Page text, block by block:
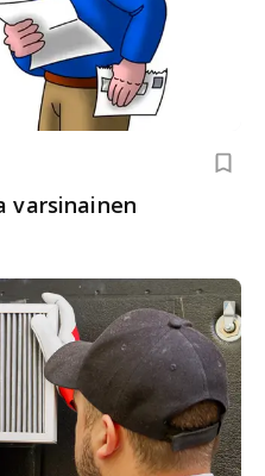
varsinainen